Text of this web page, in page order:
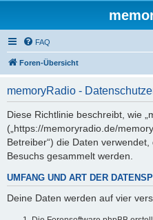
FAQ
Foren-Übersicht
memoryRadio -
Diese Richtlinie beschreibt, wie
(„https://memoryradio.de/
Betreiber“) die Daten
Besuchs gesammelt werden.
UMFANG UND ART DER
Deine Daten werden auf vier